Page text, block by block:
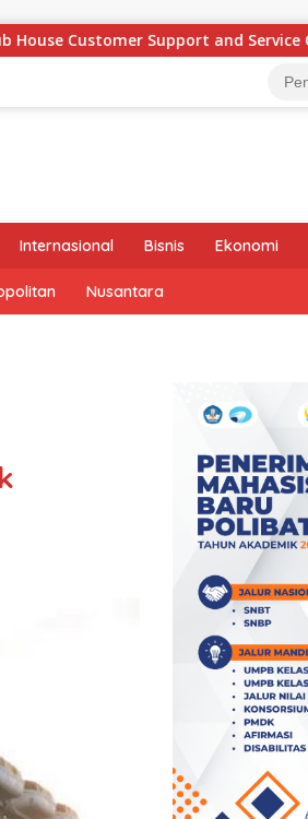
Service Quality: A Beginner’s Guide
Internasional Bisnis Ekonomi
Nusantara